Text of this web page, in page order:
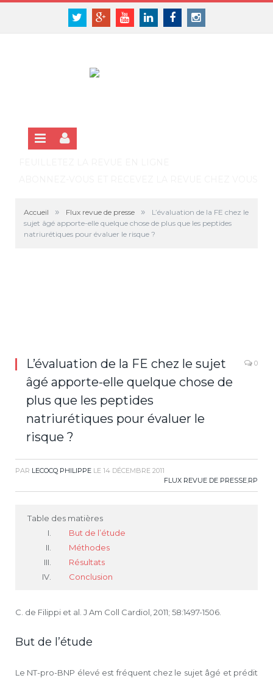
Panneau de gestion des cookies
TwitterGoogle+YoutubeLinkedinFacebookInstagram
SE CONNECTER
Accueil » Flux revue de presse »
L’évaluation de la FE chez le
sujet âgé apporte-elle quelque chose de plus que les peptides
natriurétiques pour évaluer le risque ?
L’évaluation de la FE chez le sujet
âgé apporte-elle quelque chose de
plus que les peptides
natriurétiques pour évaluer le
risque ?
0
PAR LECOCQ PHILIPPE LE 14 DÉCEMBRE 2011
FLUX REVUE DE PRESSE,RP
Table des matières
But de l’étude
Méthodes
Résultats
Conclusion
C. de Filippi et al. J Am Coll Cardiol, 2011; 58:1497-1506.
But de l’étude
Le NT-pro-BNP élevé est fréquent chez le sujet âgé et prédit